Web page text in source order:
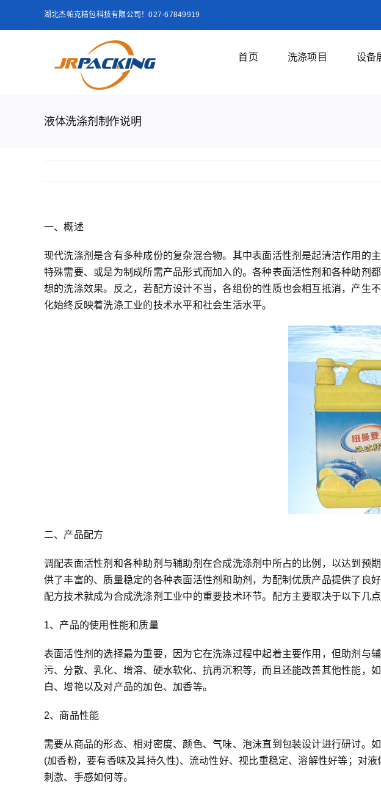
湖北杰帕克精包科技有限公司！027-67849919
首页 洗涤项目 设备
液体洗涤剂制作说明
一、概述
现代洗涤剂是含有多种成份的复杂混合物。其中表面活性剂是起清洁作用的
特殊需要、或是为制成所需产品形式而加入的。各种表面活性剂和各种助剂
想的洗涤效果。反之，若配方设计不当，各组份的性质也会相互抵消，产生
化始终反映着洗涤工业的技术水平和社会生活水平。
二、产品配方
调配表面活性剂和各种助剂与辅助剂在合成洗涤剂中所占的比例，以达到预
供了丰富的、质量稳定的各种表面活性剂和助剂，为配制优质产品提供了良
配方技术就成为合成洗涤剂工业中的重要技术环节。配方主要取决于以下几点
1、产品的使用性能和质量
表面活性剂的选择最为重要，因为它在洗涤过程中起着主要作用，但助剂与
污、分散、乳化、增溶、硬水软化、抗再沉积等，而且还能改善其他性能，
白、增艳以及对产品的加色、加香等。
2、商品性能
需要从商品的形态、相对密度、颜色、气味、泡沫直到包装设计进行研讨
(加香粉，要有香味及其持久性)、流动性好、视比重稳定、溶解性好等；对
刺激、手感如何等。